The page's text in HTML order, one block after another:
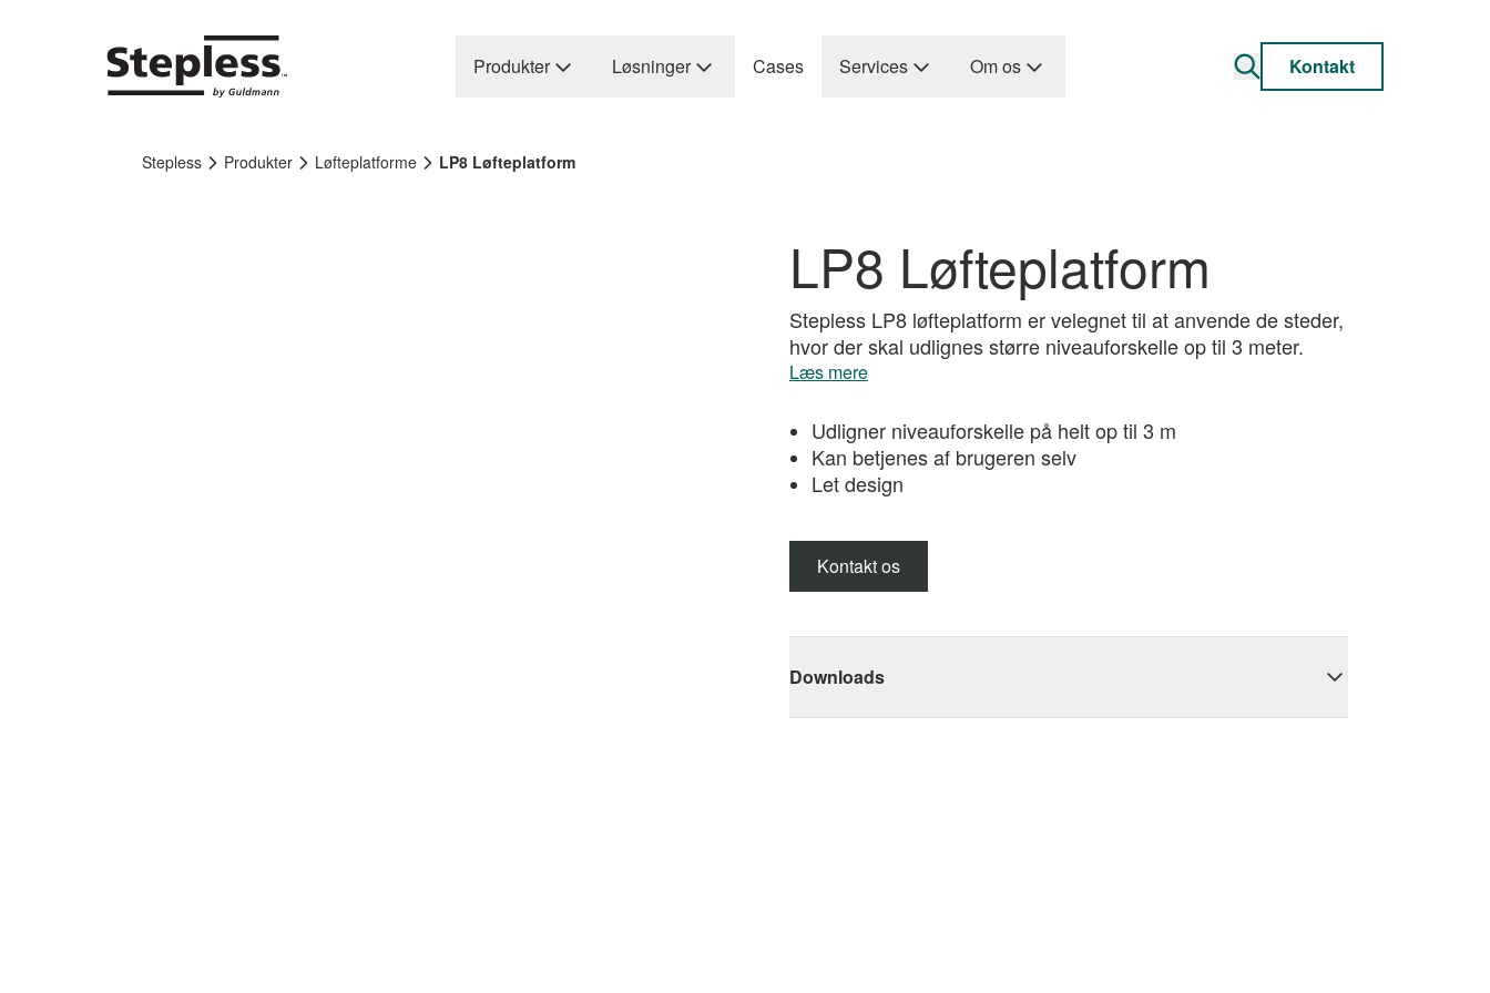
Produkter Løsninger Cases Services Om os Kontakt
Stepless Produkter Løfteplatforme LP8 Løfteplatform
LP8 Løfteplatform
Stepless LP8 løfteplatform er velegnet til at anvende de steder,
hvor der skal udlignes større niveauforskelle op til 3 meter.
Læs mere
Udligner niveauforskelle på helt op til 3 m
Kan betjenes af brugeren selv
Let design
Kontakt os
Downloads